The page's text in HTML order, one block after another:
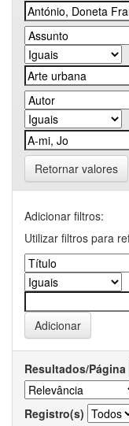
Retornar valores
Adicionar filtros:
Utilizar filtros para
Resultados/Página
Registro(s)